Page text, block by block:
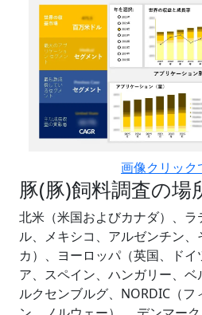
画像クリック
豚(豚)飼料調査の場
北米（米国およびカナダ）、
ル、メキシコ、アルゼンチン、
カ）、ヨーロッパ（英国、ドイ
ア、スペイン、ハンガリー、
ルクセンブルグ、NORDIC（